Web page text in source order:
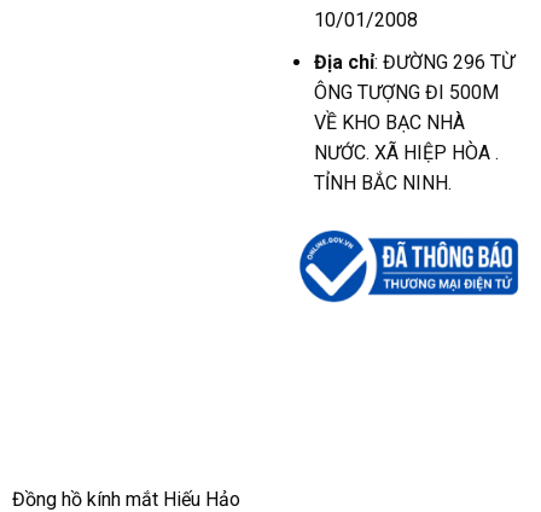
10/01/2008
Địa chỉ: ĐƯỜNG 296 TỪ
ÔNG TƯỢNG ĐI 500M
VỀ KHO BẠC NHÀ
NƯỚC. XÃ HIỆP HÒA .
TỈNH BẮC NINH.
Đồng hồ kính mắt Hiếu Hảo